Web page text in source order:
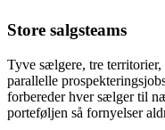
Store salgsteams
Tyve sælgere, tre
parallelle
forbereder hver sælger til
porteføljen så fornyelser